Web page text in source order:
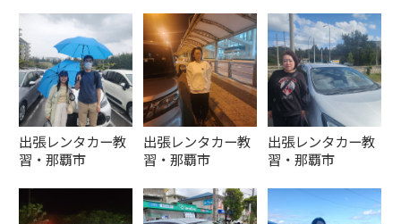
出張レンタカー教
習・那覇市
出張レンタカー教
習・那覇市
出張レンタカー教
習・那覇市